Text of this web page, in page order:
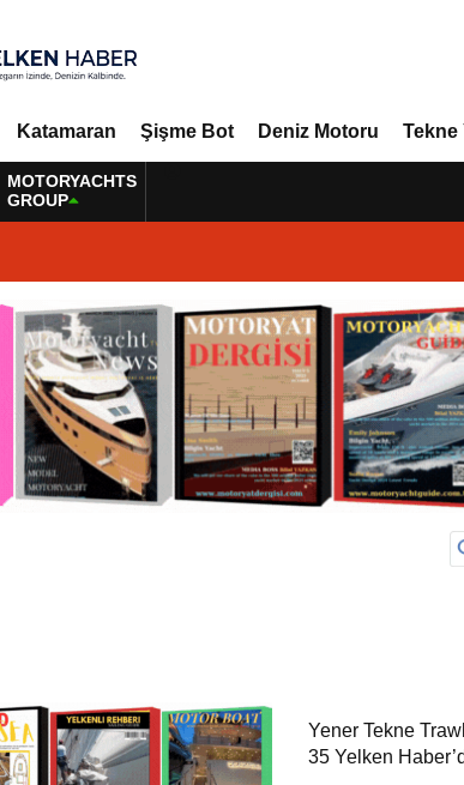
Katamaran Şişme Bot Deniz Motoru Tekne
MOTORYACHTS
GROUP
Yener Tekne
35 Yelken